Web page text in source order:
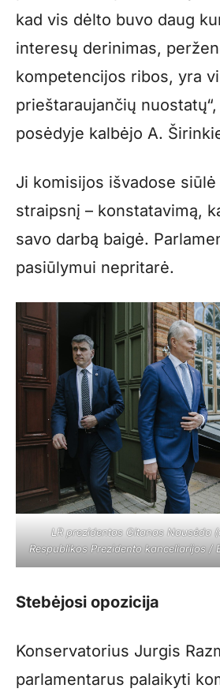
kad vis dėlto buvo daug
interesų derinimas,
kompetencijos ribos, yra
prieštaraujančių
posėdyje kalbėjo A.
Ji komisijos išvadose
straipsnį – konstatavimą,
savo darbą baigė.
pasiūlymui nepritarė.
LR prezidentas Gitanas Nausėda
Respublikos Prezidento kanceliarijos /
Stebėjosi opozicija
Konservatorius Jurgis
parlamentarus palaikyti